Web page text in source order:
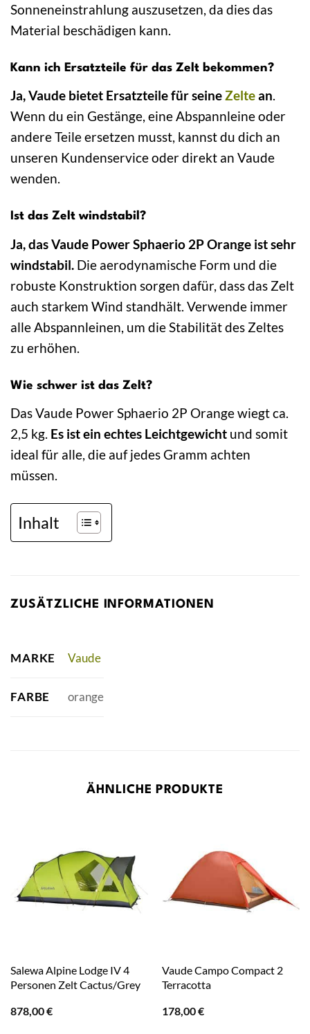
Sonneneinstrahlung auszusetzen, da dies das
Material beschädigen kann.
Kann ich Ersatzteile für das Zelt bekommen?
Ja, Vaude bietet Ersatzteile für seineZeltean.
Wenn du ein Gestänge, eine Abspannleine oder
andere Teile ersetzen musst, kannst du dich an
unseren Kundenservice oder direkt an Vaude
wenden.
Ist das Zelt windstabil?
Ja, das Vaude Power Sphaerio 2P Orange ist sehr
windstabil. Die aerodynamische Form und die
robuste Konstruktion sorgen dafür, dass das Zelt
auch starkem Wind standhält. Verwende immer
alle Abspannleinen, um die Stabilität des Zeltes
zu erhöhen.
Wie schwer ist das Zelt?
Das Vaude Power Sphaerio 2P Orange wiegt ca.
2,5 kg. Es ist ein echtes Leichtgewicht und somit
ideal für alle, die auf jedes Gramm achten
müssen.
Inhalt
ZUSÄTZLICHE INFORMATIONEN
MARKE Vaude
FARBE orange
ÄHNLICHE PRODUKTE
Salewa Alpine Lodge IV 4
Personen Zelt Cactus/Grey
878,00€
Vaude Campo Compact 2
Terracotta
178,00€